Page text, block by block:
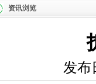
资讯浏览
发布